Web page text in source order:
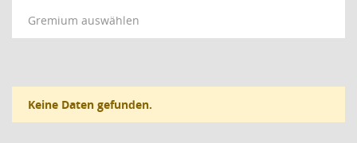
Gremium auswählen
Keine Daten gefunden.